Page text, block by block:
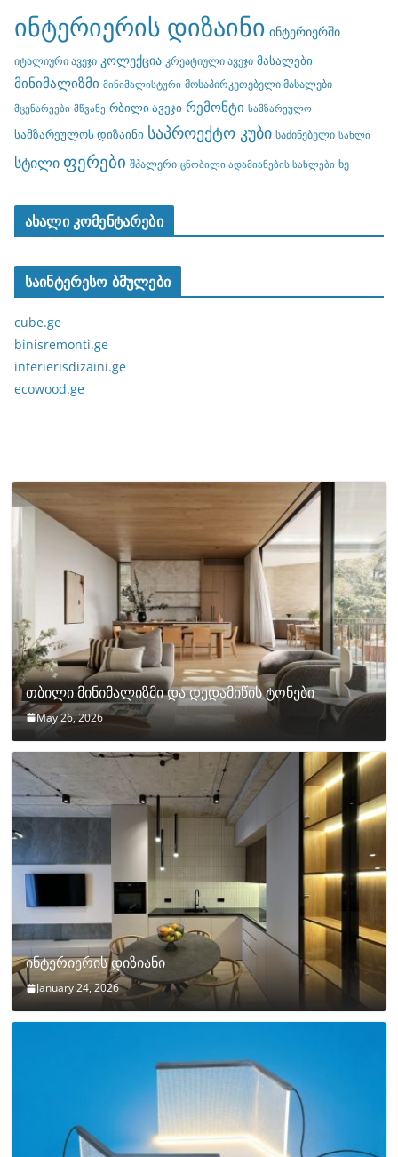
ინტერიერის დიზაინი ინტერიერში
იტალიური ავეჯი კოლექცია კრეატიული ავეჯი მასალები
მინიმალიზმი მინიმალისტური მოსაპირკეთებელი მასალები
მცენარეები მწვანე რბილი ავეჯი რემონტი სამზარეულო
სამზარეულოს დიზაინი საპროექტო კუბი საძინებელი სახლი
სტილი ფერები შპალერი ცნობილი ადამიანების სახლები ხე
ახალი კომენტარები
საინტერესო ბმულები
cube.ge
binisremonti.ge
interierisdizaini.ge
ecowood.ge
თბილი მინიმალიზმი და დედამიწის ტონები
May 26, 2026
ინტერიერის დიზიანი
January 24, 2026